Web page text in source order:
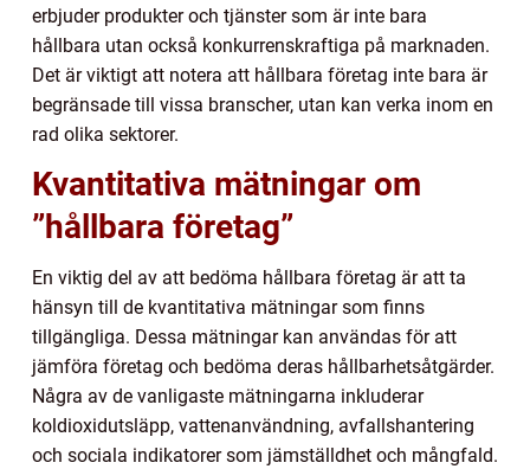
erbjuder produkter och tjänster som är inte bara
hållbara utan också konkurrenskraftiga på marknaden.
Det är viktigt att notera att hållbara företag inte bara är
begränsade till vissa branscher, utan kan verka inom en
rad olika sektorer.
Kvantitativa mätningar om
”hållbara företag”
En viktig del av att bedöma hållbara företag är att ta
hänsyn till de kvantitativa mätningar som finns
tillgängliga. Dessa mätningar kan användas för att
jämföra företag och bedöma deras hållbarhetsåtgärder.
Några av de vanligaste mätningarna inkluderar
koldioxidutsläpp, vattenanvändning, avfallshantering
och sociala indikatorer som jämställdhet och mångfald.